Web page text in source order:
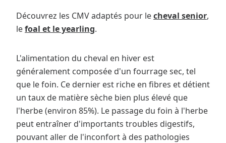
Découvrez les CMV adaptés pour lecheval senior,
lefoal et le yearling.
L'alimentation du cheval en hiver est
généralement composée d'un fourrage sec, tel
que le foin. Ce dernier est riche en fibres et détient
un taux de matière sèche bien plus élevé que
l'herbe (environ 85%). Le passage du foin à l'herbe
peut entraîner d'importants troubles digestifs,
pouvant aller de l'inconfort à des pathologies